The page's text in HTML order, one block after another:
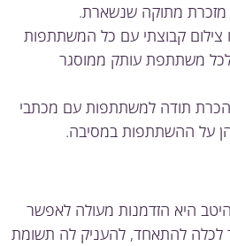
מתוקה שנשארת.
קבוצתי עם כל המשתתפות
משתתפת עותק ממוסגר
תודה למשתתפות עם מכתבי
על ההשתתפות במסיבה.
היא הזדמנות מעולה לאפשר
להתאחד, להעניק לה תשומת